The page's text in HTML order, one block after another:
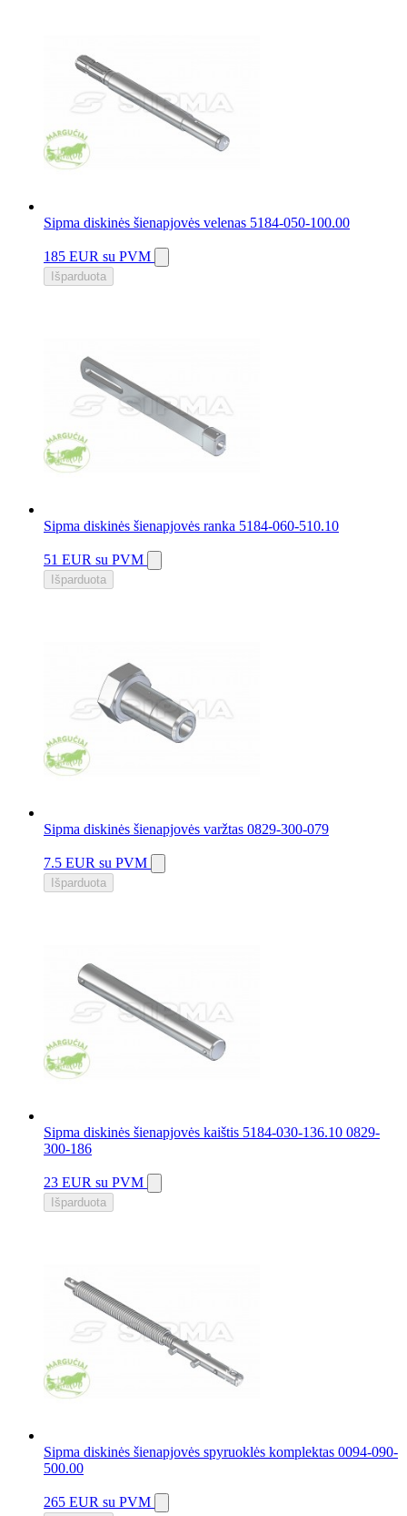
Sipma diskinės šienapjovės velenas 5184-050-100.00
185 EUR su PVM
Išparduota
Sipma diskinės šienapjovės ranka 5184-060-510.10
51 EUR su PVM
Išparduota
Sipma diskinės šienapjovės varžtas 0829-300-079
7.5 EUR su PVM
Išparduota
Sipma diskinės šienapjovės kaištis 5184-030-136.10 0829-
300-186
23 EUR su PVM
Išparduota
Sipma diskinės šienapjovės spyruoklės komplektas 0094-090-
500.00
265 EUR su PVM